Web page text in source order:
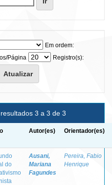
Em ordem:
Página
Registro(s):
3 a 3 de 3
Autor(es) Orientador(es)
do
Ausani,
Mariana
Fagundes
Pereira, Fabio
Henrique